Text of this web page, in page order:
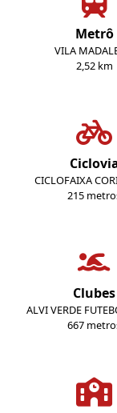
Metrô
VILA
2,52 km
CICLOFAIXA
215
Clubes
ALVI VERDE
667